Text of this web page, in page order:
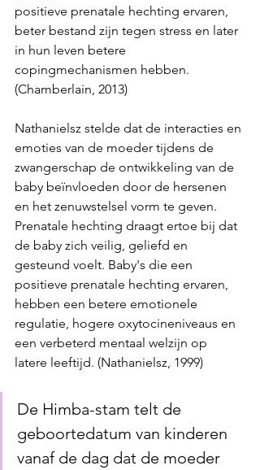
positieve prenatale hechting ervaren,
beter bestand zijn tegen stress en later
in hun leven betere
copingmechanismen hebben.
(Chamberlain, 2013)
Nathanielsz stelde dat de interacties en
emoties van de moeder tijdens de
zwangerschap de ontwikkeling van de
baby beïnvloeden door de hersenen
en het zenuwstelsel vorm te geven.
Prenatale hechting draagt ertoe bij dat
de baby zich veilig, geliefd en
gesteund voelt. Baby's die een
positieve prenatale hechting ervaren,
hebben een betere emotionele
regulatie, hogere oxytocineniveaus en
een verbeterd mentaal welzijn op
latere leeftijd. (Nathanielsz, 1999)
De Himba-stam telt de
geboortedatum van kinderen
vanaf de dag dat de moeder